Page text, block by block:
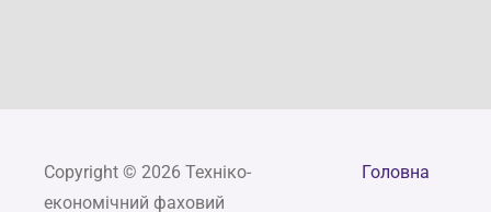
Copyright © 2026 Техніко-
економічний фаховий
Головна